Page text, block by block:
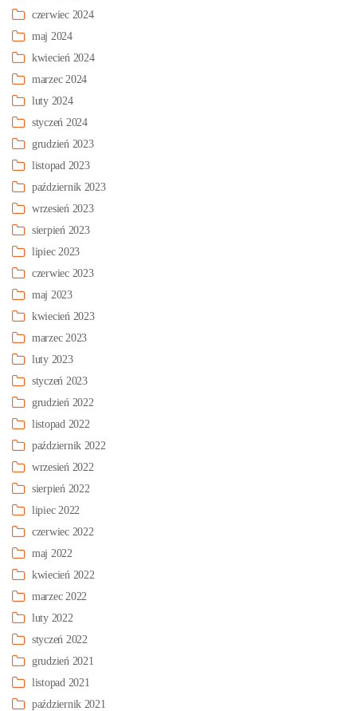
czerwiec 2024
maj 2024
kwiecień 2024
marzec 2024
luty 2024
styczeń 2024
grudzień 2023
listopad 2023
październik 2023
wrzesień 2023
sierpień 2023
lipiec 2023
czerwiec 2023
maj 2023
kwiecień 2023
marzec 2023
luty 2023
styczeń 2023
grudzień 2022
listopad 2022
październik 2022
wrzesień 2022
sierpień 2022
lipiec 2022
czerwiec 2022
maj 2022
kwiecień 2022
marzec 2022
luty 2022
styczeń 2022
grudzień 2021
listopad 2021
październik 2021